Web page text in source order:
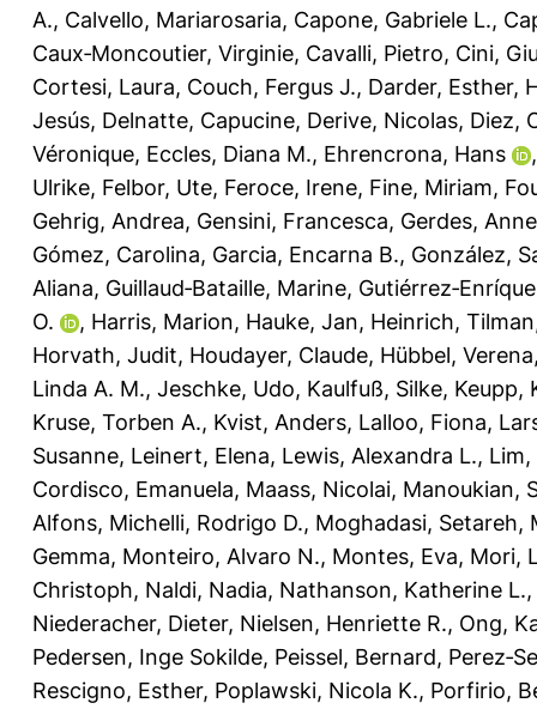
A., Calvello, Mariarosaria, Capone, Gabriele L.,
Caux‐Moncoutier, Virginie, Cavalli, Pietro, Cini,
Cortesi, Laura, Couch, Fergus J., Darder, Esther,
Jesús, Delnatte, Capucine, Derive, Nicolas, Diez,
Véronique, Eccles, Diana M., Ehrencrona, Hans
Ulrike, Felbor, Ute, Feroce, Irene, Fine, Miriam,
Gehrig, Andrea, Gensini, Francesca, Gerdes,
Gómez, Carolina, Garcia, Encarna B., González,
Aliana, Guillaud‐Bataille, Marine,
O.
, Harris, Marion, Hauke, Jan, Heinrich, Tilman
Horvath, Judit, Houdayer, Claude, Hübbel, Verena
Linda A. M., Jeschke, Udo, Kaulfuß, Silke, Keupp,
Kruse, Torben A., Kvist, Anders, Lalloo, Fiona,
Susanne, Leinert, Elena, Lewis, Alexandra L.,
Cordisco, Emanuela, Maass, Nicolai, Manoukian,
Alfons, Michelli, Rodrigo D., Moghadasi, Setareh,
Gemma, Monteiro, Alvaro N., Montes, Eva, Mori,
Christoph, Naldi, Nadia, Nathanson, Katherine L.,
Niederacher, Dieter, Nielsen, Henriette R., Ong,
Pedersen, Inge Sokilde, Peissel, Bernard,
Rescigno, Esther, Poplawski, Nicola K., Porfirio,